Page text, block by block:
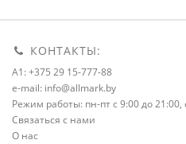
КОНТАКТЫ:
A1: +375 29 15-777-88
e-mail: info@allmark.by
Режим работы: пн-пт с 9:00 до 21:00,
Связаться с нами
О нас